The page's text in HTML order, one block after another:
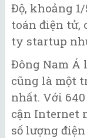
Độ, khoảng
toán điện tử,
ty startup
Đông Nam Á
cũng là một
nhất. Với
cận Internet
số lượng